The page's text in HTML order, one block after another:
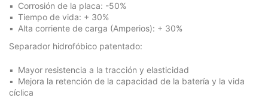
Corrosión de la placa: -50%
Tiempo de vida: + 30%
Alta corriente de carga (Amperios): + 30%
Separador hidrofóbico patentado:
Mayor resistencia a la tracción y elasticidad
Mejora la retención de la capacidad de la batería y la vida
cíclica